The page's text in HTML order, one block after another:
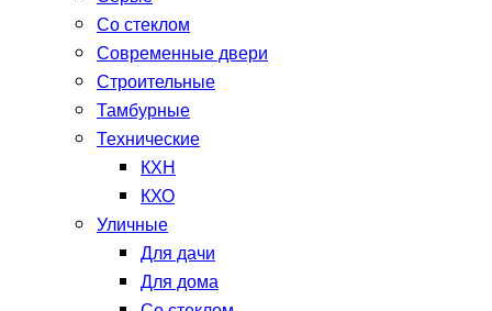
Со стеклом
Современные двери
Строительные
Тамбурные
Технические
КХН
КХО
Уличные
Для дачи
Для дома